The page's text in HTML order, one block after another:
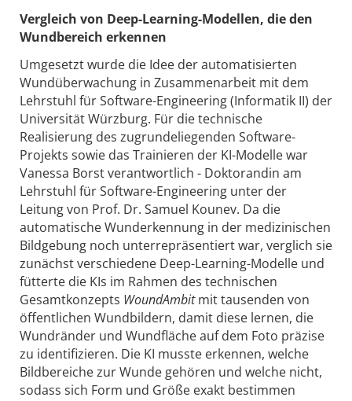
Vergleich von Deep-Learning-Modellen, die den
Wundbereich erkennen
Umgesetzt wurde die Idee der automatisierten
Wundüberwachung in Zusammenarbeit mit dem
Lehrstuhl für Software-Engineering (Informatik II) der
Universität Würzburg. Für die technische
Realisierung des zugrundeliegenden Software-
Projekts sowie das Trainieren der KI-Modelle war
Vanessa Borst verantwortlich - Doktorandin am
Lehrstuhl für Software-Engineering unter der
Leitung von Prof. Dr. Samuel Kounev. Da die
automatische Wunderkennung in der medizinischen
Bildgebung noch unterrepräsentiert war, verglich sie
zunächst verschiedene Deep-Learning-Modelle und
fütterte die KIs im Rahmen des technischen
Gesamtkonzepts WoundAmbitmit tausenden von
öffentlichen Wundbildern, damit diese lernen, die
Wundränder und Wundfläche auf dem Foto präzise
zu identifizieren. Die KI musste erkennen, welche
Bildbereiche zur Wunde gehören und welche nicht,
sodass sich Form und Größe exakt bestimmen